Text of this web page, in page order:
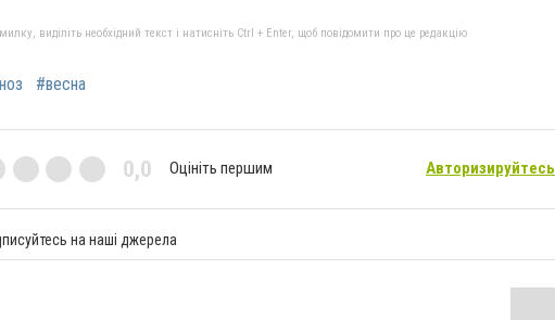
виділіть необхідний текст і натисніть Ctrl + Enter, щоб повідомити про це редакцію
#весна
0,0 Оцініть першим Авторизируйтесь
на наші джерела